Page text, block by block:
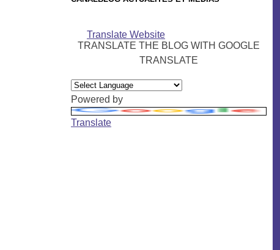
Translate Website
TRANSLATE THE BLOG WITH GOOGLE
TRANSLATE
Powered by
Translate